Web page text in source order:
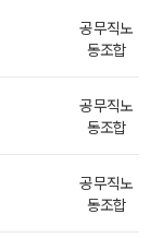
공무직노
동조합
공무직노
동조합
공무직노
동조합